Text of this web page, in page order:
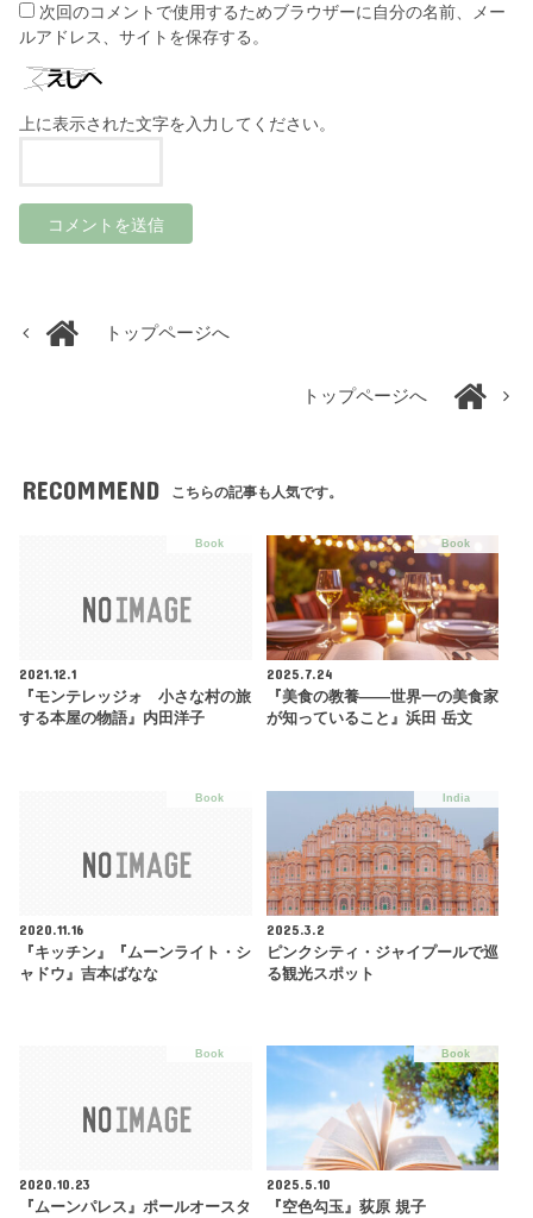
次回のコメントで使用するためブラウザーに自分の名前、メー
ルアドレス、サイトを保存する。
上に表示された文字を入力してください。
トップページへ
トップページへ
RECOMMEND こちらの記事も人気です。
Book
2021.12.1
『モンテレッジォ 小さな村の旅
する本屋の物語』内田洋子
Book
2025.7.24
『美食の教養――世界一の美食家
が知っていること』浜田 岳文
Book
2020.11.16
『キッチン』『ムーンライト・シ
ャドウ』吉本ばなな
India
2025.3.2
ピンクシティ・ジャイプールで巡
る観光スポット
Book
2020.10.23
『ムーンパレス』ポールオースタ
Book
2025.5.10
『空色勾玉』荻原 規子